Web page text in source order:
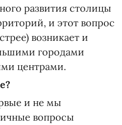
развития столицы
и этот вопрос
возникает и
городами
центрами.
и не мы
вопросы